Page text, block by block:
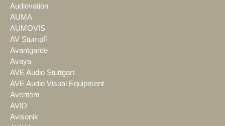
Audiovation
AUMA
AUMOVIS
AV Stumpfl
Avantgarde
Avaya
AVE Audio Stuttgart
AVE Audio Visual Equipment
Aventem
AVID
Avisonik